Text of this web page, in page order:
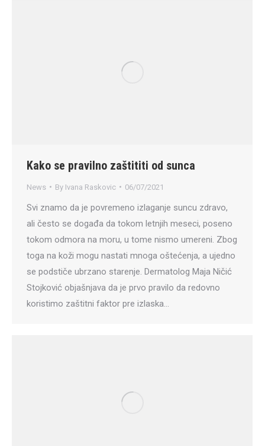
Kako se pravilno zaštititi od sunca
News By Ivana Raskovic 06/07/2021
Svi znamo da je povremeno izlaganje suncu zdravo,
ali često se događa da tokom letnjih meseci, poseno
tokom odmora na moru, u tome nismo umereni. Zbog
toga na koži mogu nastati mnoga oštećenja, a ujedno
se podstiče ubrzano starenje. Dermatolog Maja Ničić
Stojković objašnjava da je prvo pravilo da redovno
koristimo zaštitni faktor pre izlaska…